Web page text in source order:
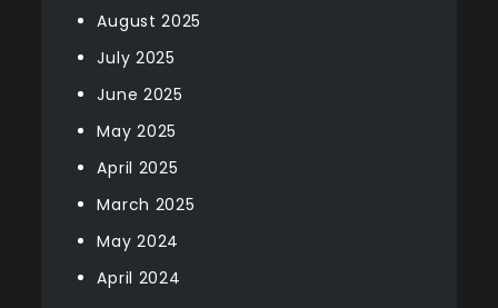
August 2025
July 2025
June 2025
May 2025
April 2025
March 2025
May 2024
April 2024